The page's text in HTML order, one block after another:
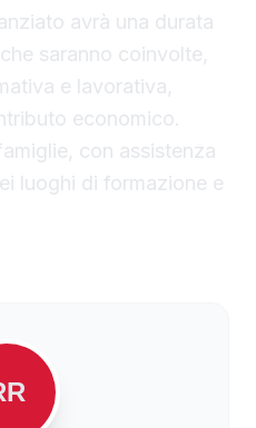
avrà una durata
saranno coinvolte,
e lavorativa,
economico.
con assistenza
luoghi di formazione e